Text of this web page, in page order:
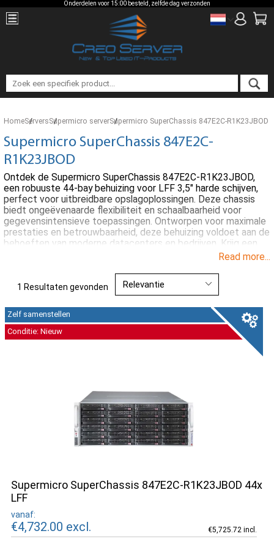
Onderdelen voor 15:00 besteld, zelfde dag verzonden
HomeServersSupermicro serverSupermicro SuperChassis 847E2C-R1K23JBOD
Supermicro SuperChassis 847E2C-
R1K23JBOD
Ontdek de Supermicro SuperChassis 847E2C-R1K23JBOD,
een robuuste 44-bay behuizing voor LFF 3,5" harde schijven,
perfect voor uitbreidbare opslagoplossingen. Deze chassis
biedt ongeëvenaarde flexibiliteit en schaalbaarheid voor
gegevensintensieve toepassingen. Ontworpen voor maximale
prestaties en betrouwbaarheid, deze behuizing voldoet aan de
behoeften van moderne datacenters en bedrijven. Krijg een
opslagoplossing van topklasse met het Supermicro
maximaliseer uw opslagcapaciteit en efficiëntie.
Read more...
1 Resultaten gevonden
Supermicro SuperChassis 847E2C-R1K23JBOD 44x
LFF
vanaf:
€4,732.00 excl. €5,725.72 incl.
Zelf samenstellen
Conditie: Nieuw